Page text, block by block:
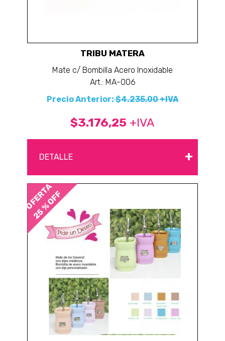
TRIBU MATERA
Mate c/ Bombilla Acero Inoxidable
Art.: MA-006
Precio Anterior:$4.235,00 +IVA
$3.176,25 +IVA
DETALLE +
OFERTA
25 % OFF